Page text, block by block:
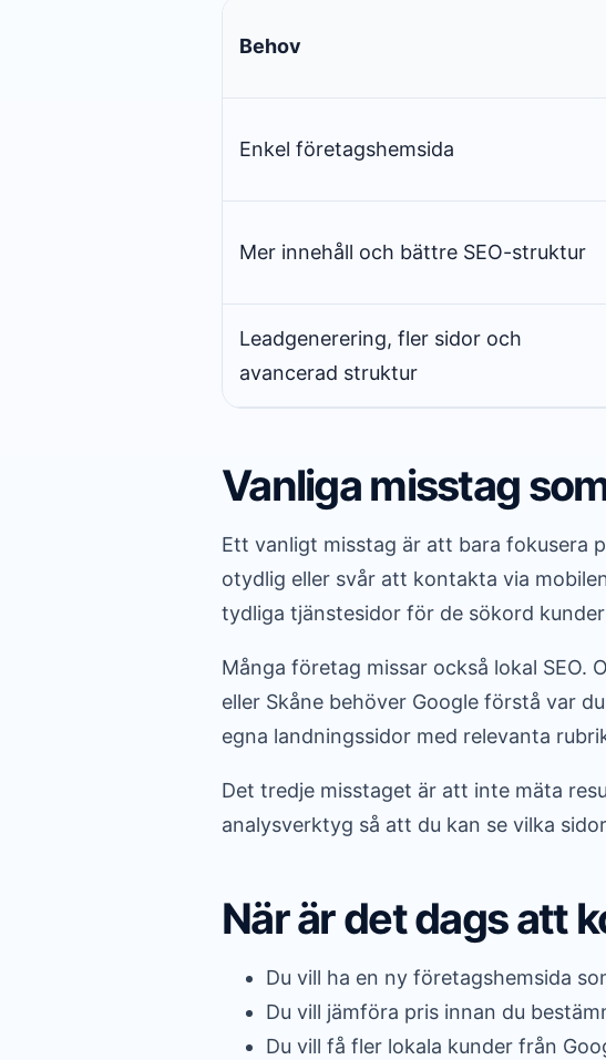
Behov
Enkel företagshemsida
Mer innehåll och bättre SEO-struktur
Leadgenerering, fler sidor och
avancerad struktur
Vanliga misstag
Ett vanligt misstag är att bara fokusera
otydlig eller svår att kontakta via
tydliga tjänstesidor för de sökord
Många företag missar också lokal SEO.
eller Skåne behöver Google förstå var
egna landningssidor med relevanta
Det tredje misstaget är att inte mäta
analysverktyg så att du kan se vilka
När är det dags att
Du vill ha en ny företagshemsida
Du vill jämföra pris innan du
Du vill få fler lokala kunder från